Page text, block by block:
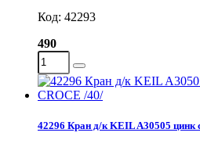
Код: 42293
490
42296 Кран д/к KEIL A30505 цинк